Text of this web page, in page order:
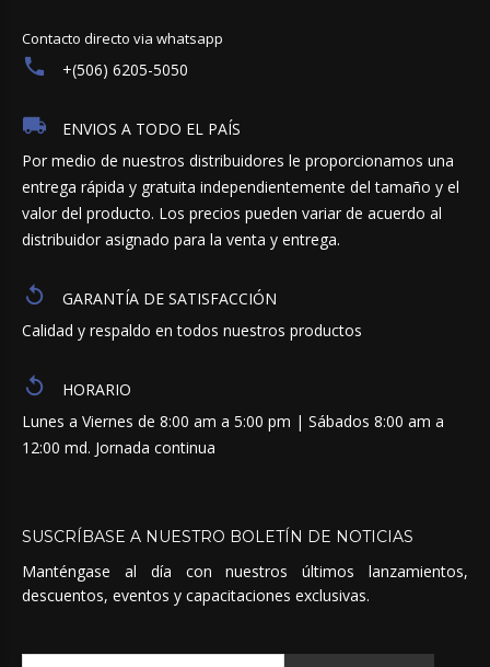
Contacto directo via whatsapp
+(506) 6205-5050
ENVIOS A TODO EL PAÍS
Por medio de nuestros distribuidores le proporcionamos una
entrega rápida y gratuita independientemente del tamaño y el
valor del producto. Los precios pueden variar de acuerdo al
distribuidor asignado para la venta y entrega.
GARANTÍA DE SATISFACCIÓN
Calidad y respaldo en todos nuestros productos
HORARIO
Lunes a Viernes de 8:00 am a 5:00 pm | Sábados 8:00 am a
12:00 md. Jornada continua
SUSCRÍBASE A NUESTRO BOLETÍN DE NOTICIAS
Manténgase al día con nuestros últimos lanzamientos,
descuentos, eventos y capacitaciones exclusivas.